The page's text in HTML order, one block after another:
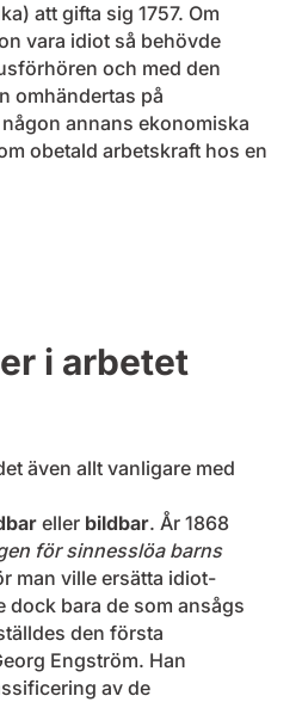
att gifta sig 1757. Om
vara idiot så behövde
och med den
omhändertas på
annans ekonomiska
obetald arbetskraft hos en
i arbetet
även allt vanligare med
eller bildbar. År 1868
för sinnesslöa barns
man ville ersätta idiot-
dock bara de som ansågs
den första
Engström. Han
av de